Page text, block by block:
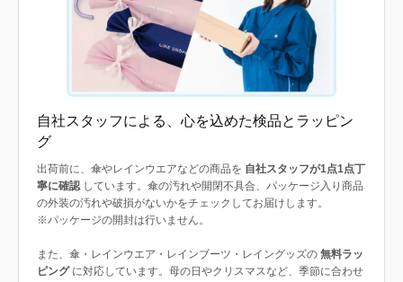
自社スタッフによる、心を込めた検品とラッピン
グ
出荷前に、傘やレインウエアなどの商品を 自社スタッフが1点1点丁
寧に確認 しています。傘の汚れや開閉不具合、パッケージ入り商品
の外装の汚れや破損がないかをチェックしてお届けします。
※パッケージの開封は行いません。
また、傘・レインウエア・レインブーツ・レイングッズの 無料ラッ
ピングに対応しています。母の日やクリスマスなど、季節に合わせ